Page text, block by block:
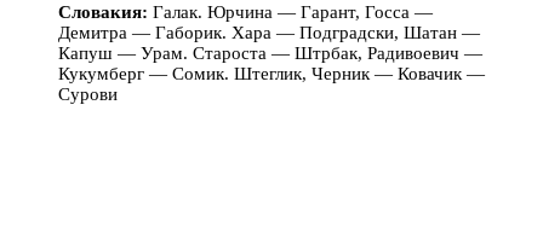
Словакия: Галак. Юрчина — Гарант, Госса —
Демитра — Габорик. Хара — Подградски, Шатан —
Капуш — Урам. Староста — Штрбак, Радивоевич —
Кукумберг — Сомик. Штеглик, Черник — Ковачик —
Сурови